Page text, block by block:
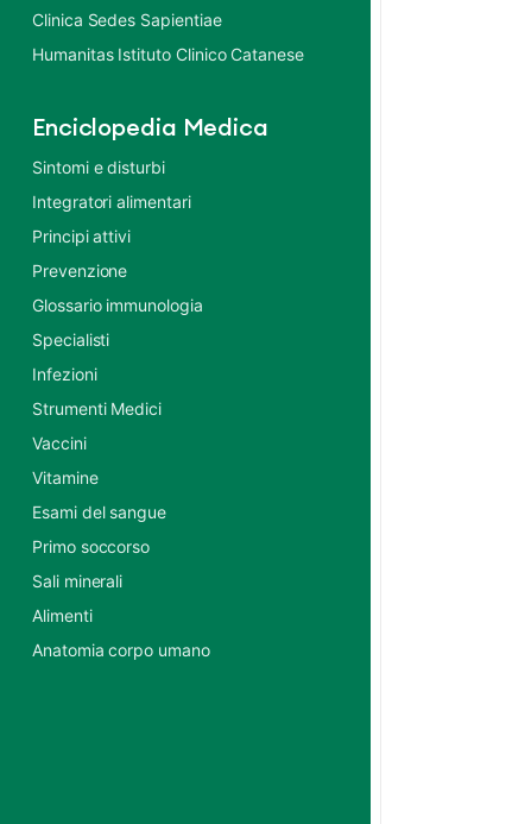
Clinica Sedes Sapientiae
Humanitas Istituto Clinico Catanese
Enciclopedia Medica
Sintomi e disturbi
Integratori alimentari
Principi attivi
Prevenzione
Glossario immunologia
Specialisti
Infezioni
Strumenti Medici
Vaccini
Vitamine
Esami del sangue
Primo soccorso
Sali minerali
Alimenti
Anatomia corpo umano